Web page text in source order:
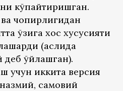
кўпайтиришган.
чопқирлигидан
ўзига хос хусусияти
(аслида
ўйлашган).
учун иккита версия
самовий